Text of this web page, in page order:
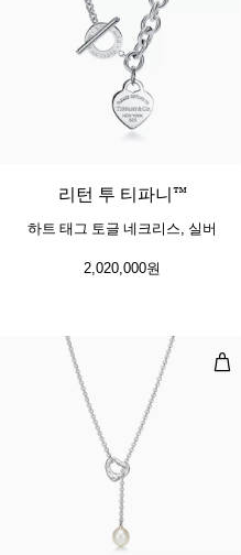
리턴 투 티파니™
하트 태그 토글 네크리스, 실버
2,020,000원
오